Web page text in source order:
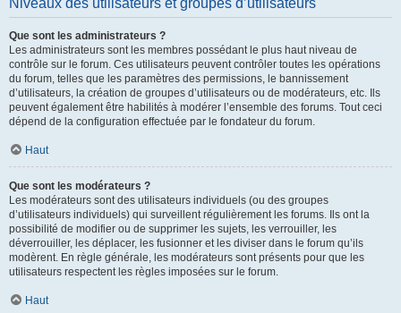
Niveaux des utilisateurs et groupes d’utilisateurs
Que sont les administrateurs ?
Les administrateurs sont les membres possédant le plus haut niveau de
contrôle sur le forum. Ces utilisateurs peuvent contrôler toutes les opérations
du forum, telles que les paramètres des permissions, le bannissement
d’utilisateurs, la création de groupes d’utilisateurs ou de modérateurs, etc. Ils
peuvent également être habilités à modérer l’ensemble des forums. Tout ceci
dépend de la configuration effectuée par le fondateur du forum.
Haut
Que sont les modérateurs ?
Les modérateurs sont des utilisateurs individuels (ou des groupes
d’utilisateurs individuels) qui surveillent régulièrement les forums. Ils ont la
possibilité de modifier ou de supprimer les sujets, les verrouiller, les
déverrouiller, les déplacer, les fusionner et les diviser dans le forum qu’ils
modèrent. En règle générale, les modérateurs sont présents pour que les
utilisateurs respectent les règles imposées sur le forum.
Haut